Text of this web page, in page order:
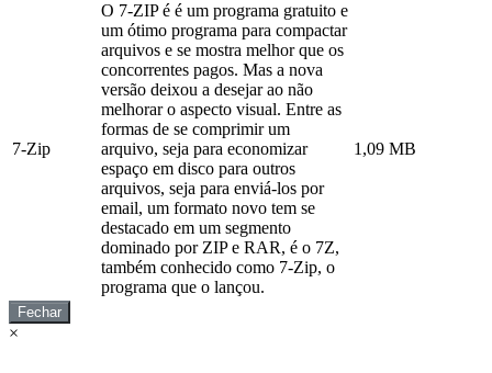
7-Zip
O 7-ZIP é é um programa gratuito e
um ótimo programa para compactar
arquivos e se mostra melhor que os
concorrentes pagos. Mas a nova
versão deixou a desejar ao não
melhorar o aspecto visual. Entre as
formas de se comprimir um
arquivo, seja para economizar
espaço em disco para outros
arquivos, seja para enviá-los por
email, um formato novo tem se
destacado em um segmento
dominado por ZIP e RAR, é o 7Z,
também conhecido como 7-Zip, o
programa que o lançou.
1,09 MB
Fechar
×